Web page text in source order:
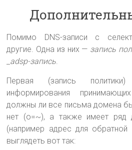
Помимо DNS-записи с
другие. Одна из них — запись
adsp-запись.
Первая (запись
информирования
должны ли все письма домена
нет (o=~), а также имеет ряд
(например адрес для
выглядеть вот так: